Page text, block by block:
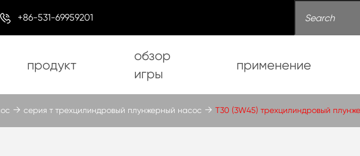
+86-531-69959201
продукт
обзор
игры
применение
серия т трехцилиндровый плунжерный насос T30 (3W45) трехцилиндровый